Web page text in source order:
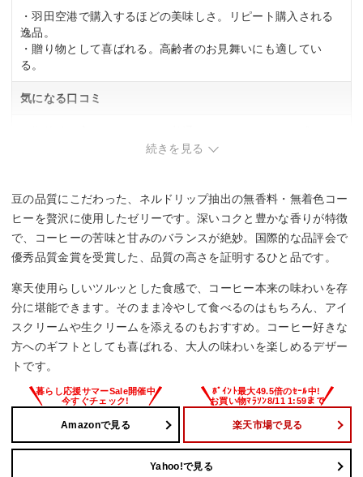
・羽田空港で購入するほどの美味しさ。リピート購入される
逸品。
・贈り物として喜ばれる。高齢者のお見舞いにも適してい
る。
気になる口コミ
続きを見る
豆の品質にこだわった、ネルドリップ抽出の無香料・無着色コー
ヒーを贅沢に使用したゼリーです。深いコクと豊かな香りが特徴
で、コーヒーの苦味と甘みのバランスが絶妙。国際的な品評会で
優秀品質金賞を受賞した、品質の高さを証明するひと品です。
寒天使用らしいツルッとした食感で、コーヒー本来の味わいを存
分に堪能できます。そのまま冷やして食べるのはもちろん、アイ
スクリームや生クリームを添えるのもおすすめ。コーヒー好きな
方へのギフトとしても喜ばれる、大人の味わいを楽しめるデザー
トです。
Amazonで見る 楽天市場で見る
Yahoo!で見る